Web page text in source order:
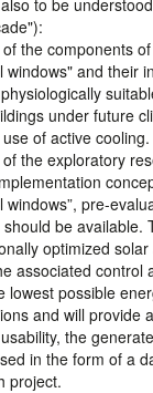
to be
the components
windows" and their
under future
of active cooling.
the exploratory
windows”, pre-
be available.
optimized
associated control
lowest possible
and will provide
the
in the form of a
project.